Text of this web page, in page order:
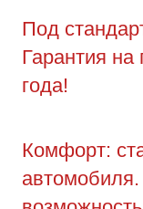
Под
Гарантия на
года!
Комфорт: